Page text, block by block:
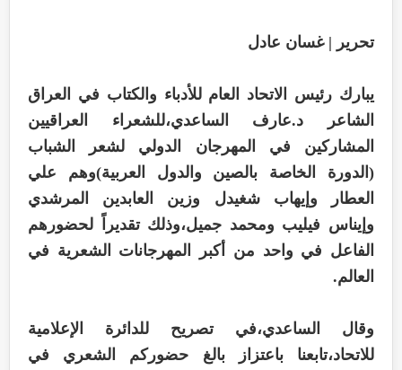
تحرير | غسان عادل
يبارك رئيس الاتحاد العام للأدباء والكتاب في العراق
الشاعر د.عارف الساعدي،للشعراء العراقيين
المشاركين في المهرجان الدولي لشعر الشباب
(الدورة الخاصة بالصين والدول العربية)وهم علي
العطار وإيهاب شغيدل وزين العابدين المرشدي
وإيناس فيليب ومحمد جميل،وذلك تقديراً لحضورهم
الفاعل في واحد من أكبر المهرجانات الشعرية في
العالم.
وقال الساعدي،في تصريح للدائرة الإعلامية
للاتحاد،تابعنا باعتزاز بالغ حضوركم الشعري في